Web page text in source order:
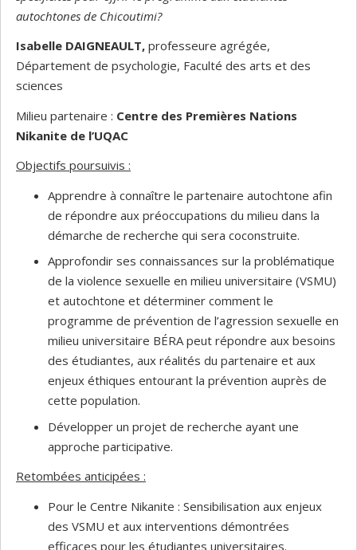
autochtones de Chicoutimi?
Isabelle DAIGNEAULT, professeure agrégée,
Département de psychologie, Faculté des arts et des
sciences
Milieu partenaire : Centre des Premières Nations
Nikanite de l’UQAC
Objectifs poursuivis :
Apprendre à connaître le partenaire autochtone afin
de répondre aux préoccupations du milieu dans la
démarche de recherche qui sera coconstruite.
Approfondir ses connaissances sur la problématique
de la violence sexuelle en milieu universitaire (VSMU)
et autochtone et déterminer comment le
programme de prévention de l’agression sexuelle en
milieu universitaire BÉRA peut répondre aux besoins
des étudiantes, aux réalités du partenaire et aux
enjeux éthiques entourant la prévention auprès de
cette population.
Développer un projet de recherche ayant une
approche participative.
Retombées anticipées :
Pour le Centre Nikanite : Sensibilisation aux enjeux
des VSMU et aux interventions démontrées
efficaces pour les étudiantes universitaires.